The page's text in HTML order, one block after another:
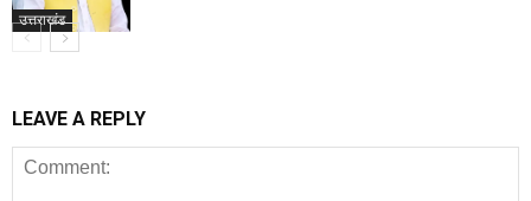
उत्तराखंड
LEAVE A REPLY